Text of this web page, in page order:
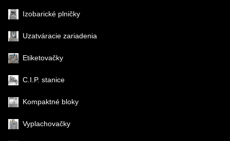
Izobarické plničky
Uzatváracie zariadenia
Etiketovačky
C.I.P. stanice
Kompaktné bloky
Vyplachovačky